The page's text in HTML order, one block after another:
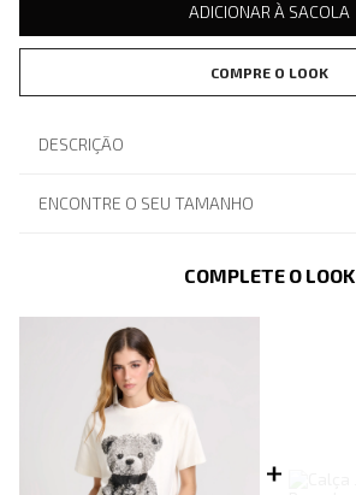
ADICIONAR À SACOLA
COMPRE O LOOK
DESCRIÇÃO
ENCONTRE O SEU TAMANHO
COMPLETE O LOOK